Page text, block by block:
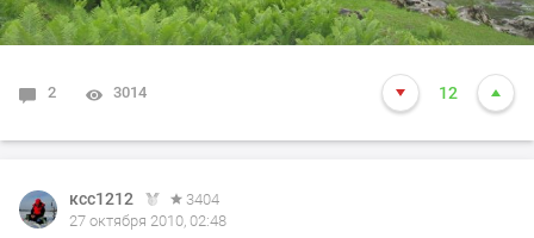
2 3014 12
ксс1212
3404
27 октября 2010, 02:48